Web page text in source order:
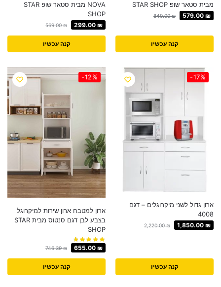
מבית סטאר שופ STAR SHOP
849.00₪ 579.00 ₪
קנה עכשיו
NOVA מבית סטאר שופ STAR
SHOP
569.00₪ 299.00 ₪
קנה עכשיו
-17%
ארון גדול לשני מיקרוגלים – דגם
4008
2,220.00₪ 1,850.00 ₪
קנה עכשיו
-12%
ארון למטבח ארון שירות למיקרוגל
בצבע לבן דגם סנטוס מבית STAR
SHOP
746.39₪ 655.00 ₪
קנה עכשיו